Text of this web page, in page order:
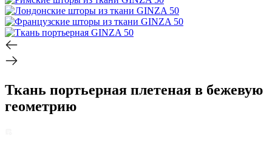
Ткань портьерная плетеная в бежевую
геометрию